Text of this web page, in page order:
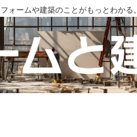
フォームや建築のことがもっとわかる。